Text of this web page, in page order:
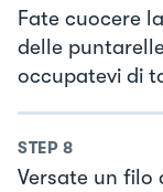
Fate cuocere
delle
occupatevi di
STEP 8
Versate un filo